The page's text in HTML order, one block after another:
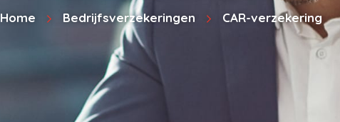
Home Bedrijfsverzekeringen CAR-verzekering